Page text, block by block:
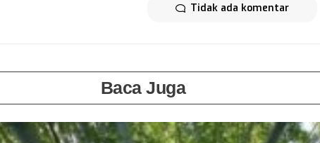
Tidak ada komentar
Baca Juga